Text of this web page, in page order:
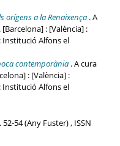
orígens a la Renaixença. A
: [València] :
Institució Alfons el
contemporània. A cura
: [València] :
Institució Alfons el
54 (Any Fuster) , ISSN